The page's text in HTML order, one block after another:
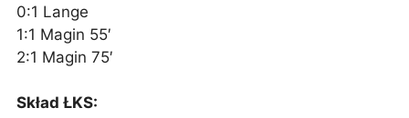
0:1 Lange
1:1 Magin 55′
2:1 Magin 75′
Skład ŁKS: